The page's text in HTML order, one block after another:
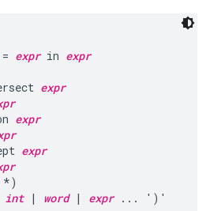
expr in expr
expr
expr
expr
int | word | expr